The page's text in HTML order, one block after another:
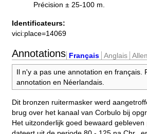
Précision ± 25-100 m.
Identificateurs:
vici:place=14069
Annotations Français Anglais
Il n'y a pas une annotation en français.
annotation en Néerlandais.
Dit bronzen ruitermasker werd
brug over het kanaal van Corbulo bij
Het uitzonderlijk goed bewaard gebleven